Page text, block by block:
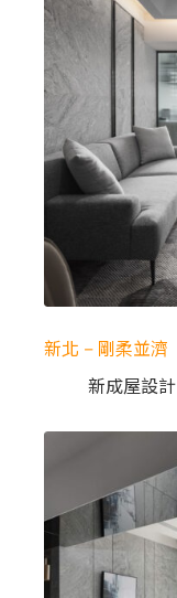
新北 – 剛柔並濟
新成屋設計